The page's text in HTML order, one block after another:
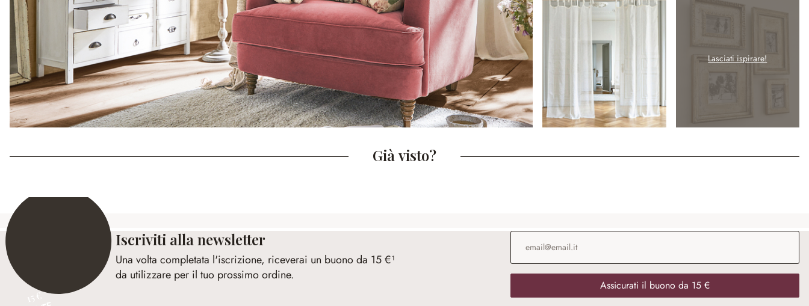
Lasciati ispirare!
Già visto?
15 €
Iscriviti alla newsletter
Una volta completata l'iscrizione, riceverai un buono da 15 €¹
da utilizzare per il tuo prossimo ordine.
Indirizzo e-mail
Assicurati il buono da 15 €